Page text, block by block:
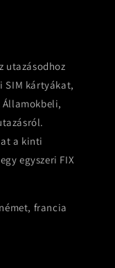
utazásodhoz
SIM kártyákat,
Államokbeli,
a kinti
egyszeri FIX
francia